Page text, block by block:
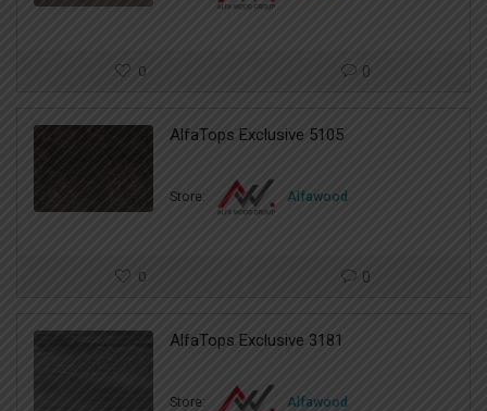
0 0
AlfaTops Exclusive 5105
Store: Alfawood
0 0
AlfaTops Exclusive 3181
Store: Alfawood